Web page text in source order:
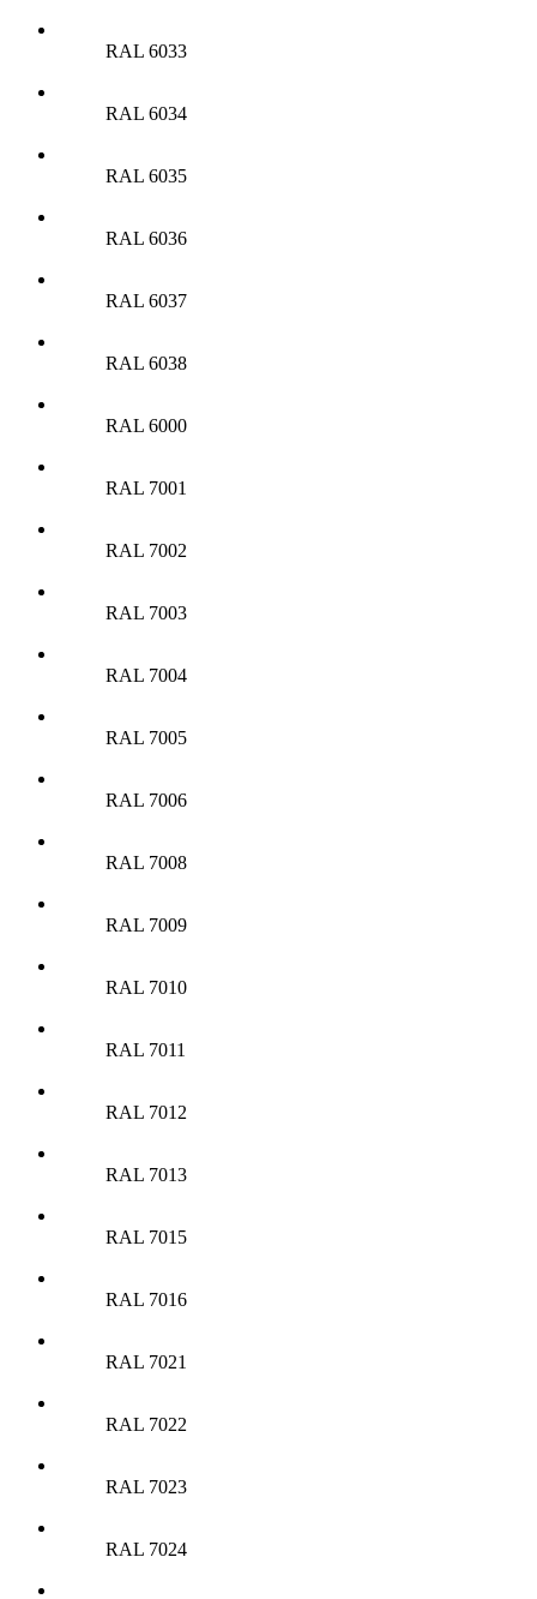
RAL 6033
RAL 6034
RAL 6035
RAL 6036
RAL 6037
RAL 6038
RAL 6000
RAL 7001
RAL 7002
RAL 7003
RAL 7004
RAL 7005
RAL 7006
RAL 7008
RAL 7009
RAL 7010
RAL 7011
RAL 7012
RAL 7013
RAL 7015
RAL 7016
RAL 7021
RAL 7022
RAL 7023
RAL 7024